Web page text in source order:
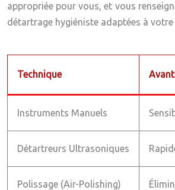
appropriée pour vous, et vous
détartrage hygiéniste adaptées à
Technique
Instruments Manuels
Détartreurs Ultrasoniques
Polissage (Air-Polishing)